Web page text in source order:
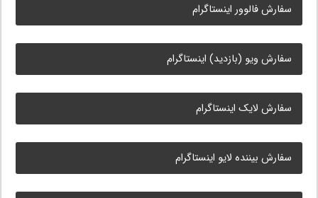
سفارش فالوور اینستاگرام
سفارش ویو (بازدید) اینستاگرام
سفارش لایک اینستاگرام
سفارش بیننده لایو اینستاگرام